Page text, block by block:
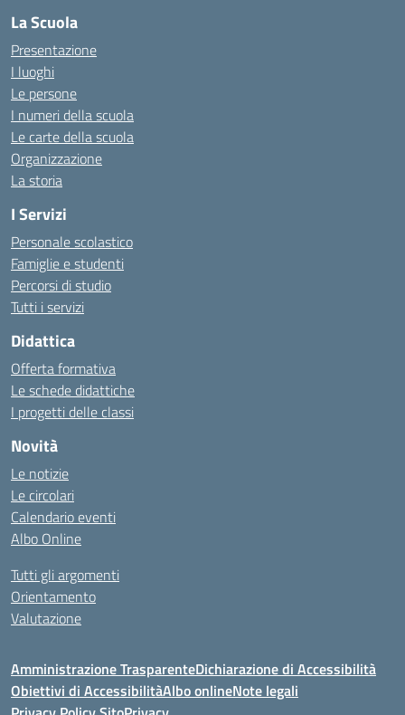
La Scuola
Presentazione
I luoghi
Le persone
I numeri della scuola
Le carte della scuola
Organizzazione
La storia
I Servizi
Personale scolastico
Famiglie e studenti
Percorsi di studio
Tutti i servizi
Didattica
Offerta formativa
Le schede didattiche
I progetti delle classi
Novità
Le notizie
Le circolari
Calendario eventi
Albo Online
Tutti gli argomenti
Orientamento
Valutazione
Amministrazione TrasparenteDichiarazione di Accessibilità
Obiettivi di AccessibilitàAlbo onlineNote legali